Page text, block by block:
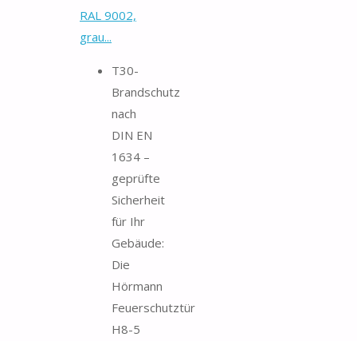
RAL 9002,
grau...
T30-
Brandschutz
nach
DIN EN
1634 –
geprüfte
Sicherheit
für Ihr
Gebäude:
Die
Hörmann
Feuerschutztür
H8-5